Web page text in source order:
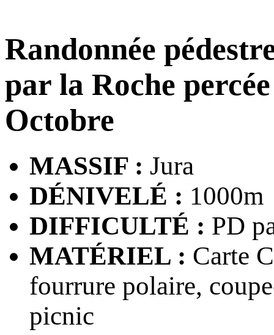
Randonnée
par la Roche
Octobre
MASSIF : Jura
DÉNIVELÉ : 1000m
DIFFICULTÉ : PD
MATÉRIEL : Carte
fourrure polaire,
picnic